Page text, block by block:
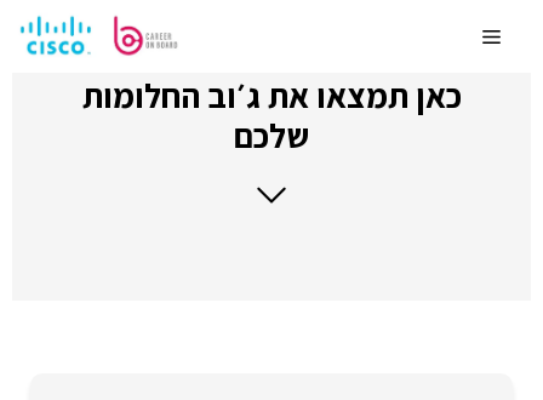
לתוכןMenu
כאן תמצאו את ג׳וב החלומות
שלכם